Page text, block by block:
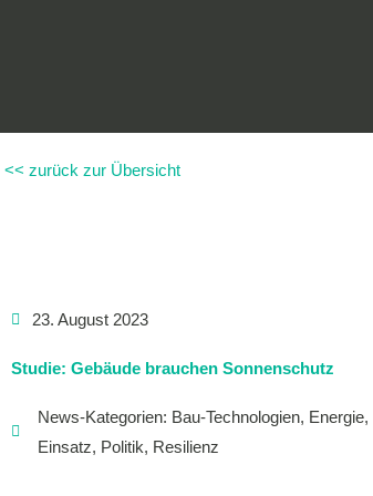
<< zurück zur Übersicht
23. August 2023
Studie: Gebäude brauchen Sonnenschutz
News-Kategorien: Bau-Technologien, Energie,
Einsatz, Politik, Resilienz